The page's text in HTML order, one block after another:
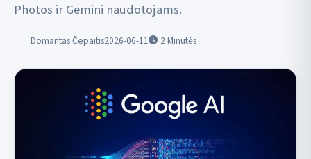
Photos ir Gemini naudotojams.
Domantas Čepaitis2026-06-11 2Minutės